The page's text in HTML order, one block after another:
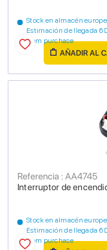
Stock en almacén
Estimación de llegada 6
from purchase
AÑADIR AL
Interruptor de
Referencia : AA4745
Stock en almacén
Estimación de llegada 6
from purchase